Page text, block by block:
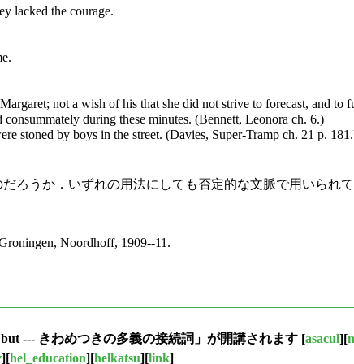
lacked the courage.
not a wish of his that she did not strive to forecast, and to
during these minutes. (Bennett, Leonora ch. 6.)
stoned by boys in the street. (Davies, Super-Tramp ch. 21 p.
ろうか．いずれの用法にしても否定的な文脈で用いられ
Noordhoff, 1909--11.
--- きわめつきの多義の接続詞」が開講されます [asacul][
][hel_education][helkatsu][link]